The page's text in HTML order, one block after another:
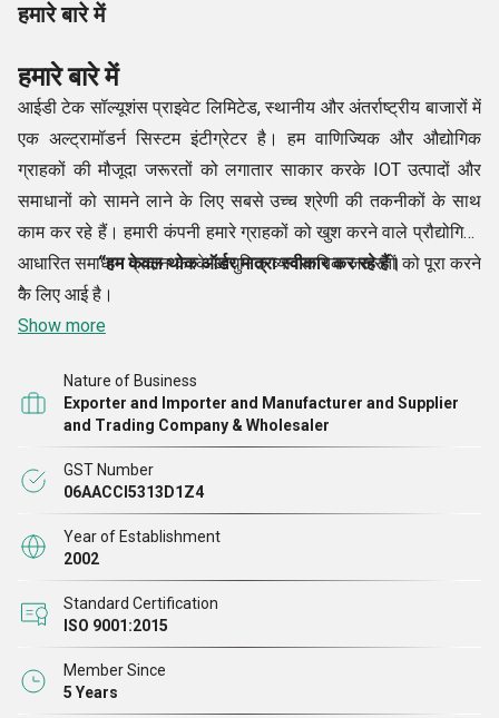
हमारे बारे में
हमारे बारे में
आईडी टेक सॉल्यूशंस प्राइवेट लिमिटेड, स्थानीय और अंतर्राष्ट्रीय बाजारों में
एक अल्ट्रामॉडर्न सिस्टम इंटीग्रेटर है। हम वाणिज्यिक और औद्योगिक
ग्राहकों की मौजूदा जरूरतों को लगातार साकार करके IOT उत्पादों और
समाधानों को सामने लाने के लिए सबसे उच्च श्रेणी की तकनीकों के साथ
काम कर रहे हैं। हमारी कंपनी हमारे ग्राहकों को खुश करने वाले प्रौद्योगिकी
आधारित समाधान प्रदान करके आधुनिक व्यावसायिक जरूरतों को पूरा करने
के लिए आई है।
अपने ग्राहकों की आवश्यकताओं को पार करने के उद्देश्य से अपनी ताकत
और कौशल को चुनौती देने के लिए लगातार गंभीर प्रयास करते हैं। हमारे
संगठन ने व्यावहारिक समाधानों की ज़रूरतों को पूरा करने के लिए स्मार्ट
विनिर्माण संसाधनों को अपनाया है जो हमारे ग्राहकों के व्यवसाय को और
समर्थन देते हैं।
“हम केवल थोक ऑर्डर मात्रा स्वीकार कर रहे हैं।
”
Show more
Nature of Business
Exporter and Importer and Manufacturer and Supplier
and Trading Company & Wholesaler
GST Number
06AACCI5313D1Z4
Year of Establishment
2002
Standard Certification
ISO 9001:2015
Member Since
5 Years